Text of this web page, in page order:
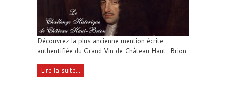
Découvrez la plus ancienne mention écrite
authentifiée du Grand Vin de Château Haut-Brion
Lire la suite...